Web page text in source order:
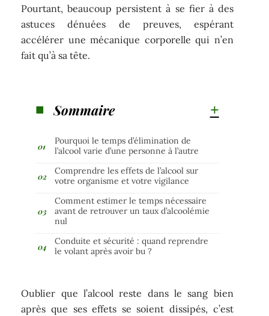
Pourtant, beaucoup persistent à se fier à des
astuces dénuées de preuves, espérant
accélérer une mécanique corporelle qui n’en
fait qu’à sa tête.
Sommaire
Pourquoi le temps d’élimination de
l’alcool varie d’une personne à l’autre
Comprendre les effets de l’alcool sur
votre organisme et votre vigilance
Comment estimer le temps nécessaire
avant de retrouver un taux d’alcoolémie
nul
Conduite et sécurité : quand reprendre
le volant après avoir bu ?
Oublier que l’alcool reste dans le sang bien
après que ses effets se soient dissipés, c’est